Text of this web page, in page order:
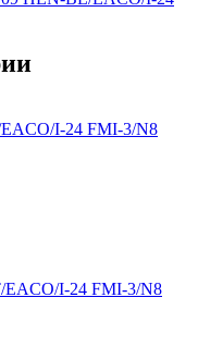
I-24 FMI-3/N8
EACO/I-24 FMI-3/N8